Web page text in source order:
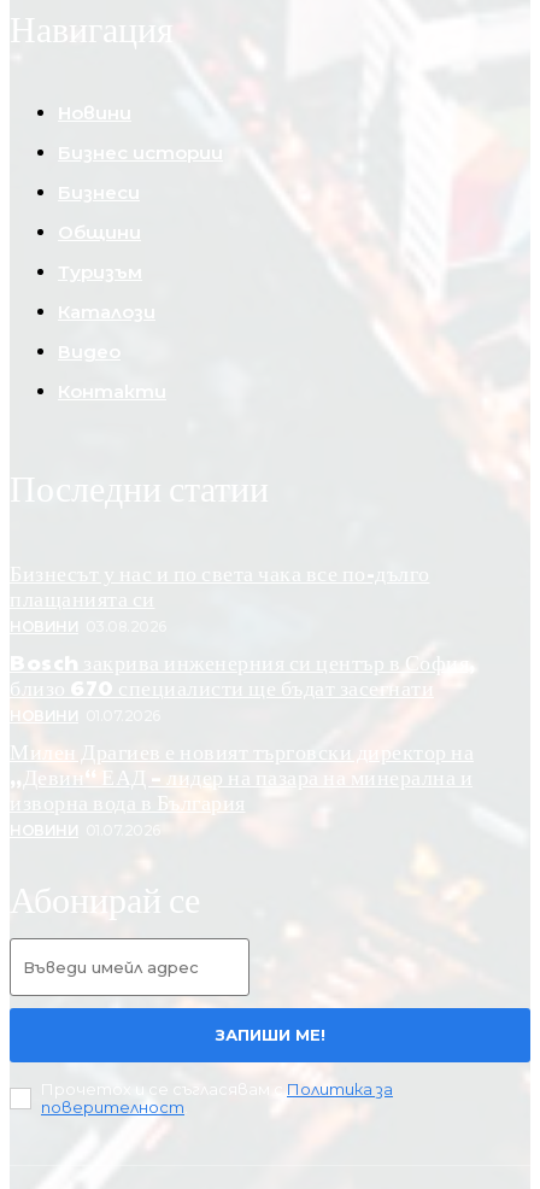
Навигация
Новини
Бизнес истории
Бизнеси
Общини
Каталози
Видео
Контакти
Последни статии
Бизнесът у нас и по света чака все по-дълго
НОВИНИ
Bosch закрива инженерния си център в София,
близо 670 специалисти ще бъдат засегнати
НОВИНИ
Милен Драгиев е новият търговски директор на
„Девин“ ЕАД – лидер на пазара на минерална и
изворна вода в България
Абонирай се
ЗАПИШИ МЕ!
Прочетох и се съгласявам с Политика за
поверителност